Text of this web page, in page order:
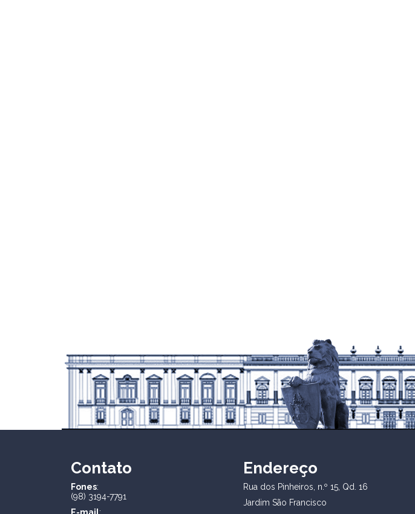
Contato
Fones:
(98) 3194-7791
Endereço
Rua dos Pinheiros, n.º 15, Qd. 16
Jardim São Francisco